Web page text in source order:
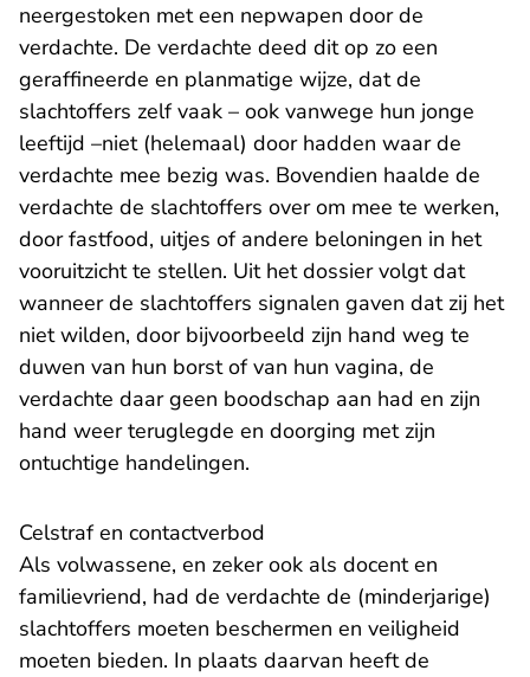
neergestoken met een nepwapen door de
verdachte. De verdachte deed dit op zo een
geraffineerde en planmatige wijze, dat de
slachtoffers zelf vaak – ook vanwege hun jonge
leeftijd –niet (helemaal) door hadden waar de
verdachte mee bezig was. Bovendien haalde de
verdachte de slachtoffers over om mee te werken,
door fastfood, uitjes of andere beloningen in het
vooruitzicht te stellen. Uit het dossier volgt dat
wanneer de slachtoffers signalen gaven dat zij het
niet wilden, door bijvoorbeeld zijn hand weg te
duwen van hun borst of van hun vagina, de
verdachte daar geen boodschap aan had en zijn
hand weer teruglegde en doorging met zijn
ontuchtige handelingen.
Celstraf en contactverbod
Als volwassene, en zeker ook als docent en
familievriend, had de verdachte de (minderjarige)
slachtoffers moeten beschermen en veiligheid
moeten bieden. In plaats daarvan heeft de